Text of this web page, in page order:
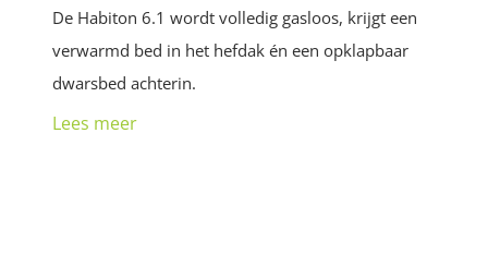
De Habiton 6.1 wordt volledig gasloos, krijgt een
verwarmd bed in het hefdak én een opklapbaar
dwarsbed achterin.
Lees meer